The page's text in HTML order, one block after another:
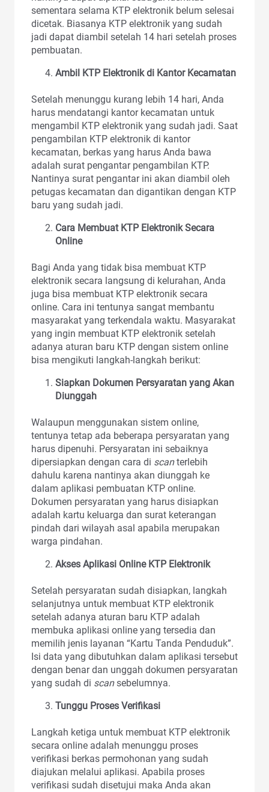
sementara selama KTP elektronik belum selesai
dicetak. Biasanya KTP elektronik yang sudah
jadi dapat diambil setelah 14 hari setelah proses
pembuatan.
Ambil KTP Elektronik di Kantor Kecamatan
Setelah menunggu kurang lebih 14 hari, Anda
harus mendatangi kantor kecamatan untuk
mengambil KTP elektronik yang sudah jadi. Saat
pengambilan KTP elektronik di kantor
kecamatan, berkas yang harus Anda bawa
adalah surat pengantar pengambilan KTP.
Nantinya surat pengantar ini akan diambil oleh
petugas kecamatan dan digantikan dengan KTP
baru yang sudah jadi.
Cara Membuat KTP Elektronik Secara
Online
Bagi Anda yang tidak bisa membuat KTP
elektronik secara langsung di kelurahan, Anda
juga bisa membuat KTP elektronik secara
online. Cara ini tentunya sangat membantu
masyarakat yang terkendala waktu. Masyarakat
yang ingin membuat KTP elektronik setelah
adanya aturan baru KTP dengan sistem online
bisa mengikuti langkah-langkah berikut:
Siapkan Dokumen Persyaratan yang Akan
Diunggah
Walaupun menggunakan sistem online,
tentunya tetap ada beberapa persyaratan yang
harus dipenuhi. Persyaratan ini sebaiknya
dipersiapkan dengan cara di scanterlebih
dahulu karena nantinya akan diunggah ke
dalam aplikasi pembuatan KTP online.
Dokumen persyaratan yang harus disiapkan
adalah kartu keluarga dan surat keterangan
pindah dari wilayah asal apabila merupakan
warga pindahan.
Akses Aplikasi Online KTP Elektronik
Setelah persyaratan sudah disiapkan, langkah
selanjutnya untuk membuat KTP elektronik
setelah adanya aturan baru KTP adalah
membuka aplikasi online yang tersedia dan
memilih jenis layanan “Kartu Tanda Penduduk”.
Isi data yang dibutuhkan dalam aplikasi tersebut
dengan benar dan unggah dokumen persyaratan
yang sudah di scansebelumnya.
Tunggu Proses Verifikasi
Langkah ketiga untuk membuat KTP elektronik
secara online adalah menunggu proses
verifikasi berkas permohonan yang sudah
diajukan melalui aplikasi. Apabila proses
verifikasi sudah disetujui maka Anda akan